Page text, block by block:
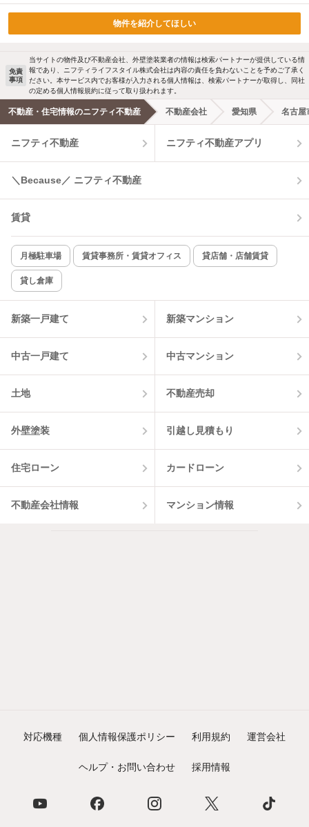
物件を紹介してほしい
免責
事項
当サイトの物件及び不動産会社、外壁塗装業者の情報は検索パートナーが提供している情
報であり、ニフティライフスタイル株式会社は内容の責任を負わないことを予めご了承く
ださい。本サービス内でお客様が入力される個人情報は、検索パートナーが取得し、同社
の定める個人情報規約に従って取り扱われます。
不動産・住宅情報のニフティ不動産 不動産会社 愛知県 名古屋
ニフティ不動産 ニフティ不動産アプリ
＼Because／ ニフティ不動産
賃貸
月極駐車場 賃貸事務所・賃貸オフィス 貸店舗・店舗賃貸
貸し倉庫
新築一戸建て 新築マンション
中古一戸建て 中古マンション
土地 不動産売却
外壁塗装 引越し見積もり
住宅ローン カードローン
不動産会社情報 マンション情報
対応機種 個人情報保護ポリシー 利用規約 運営会社
ヘルプ・お問い合わせ 採用情報